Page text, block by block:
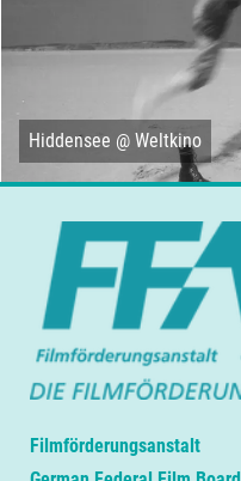
Hiddensee @ Weltkino
Filmförderungsanstalt